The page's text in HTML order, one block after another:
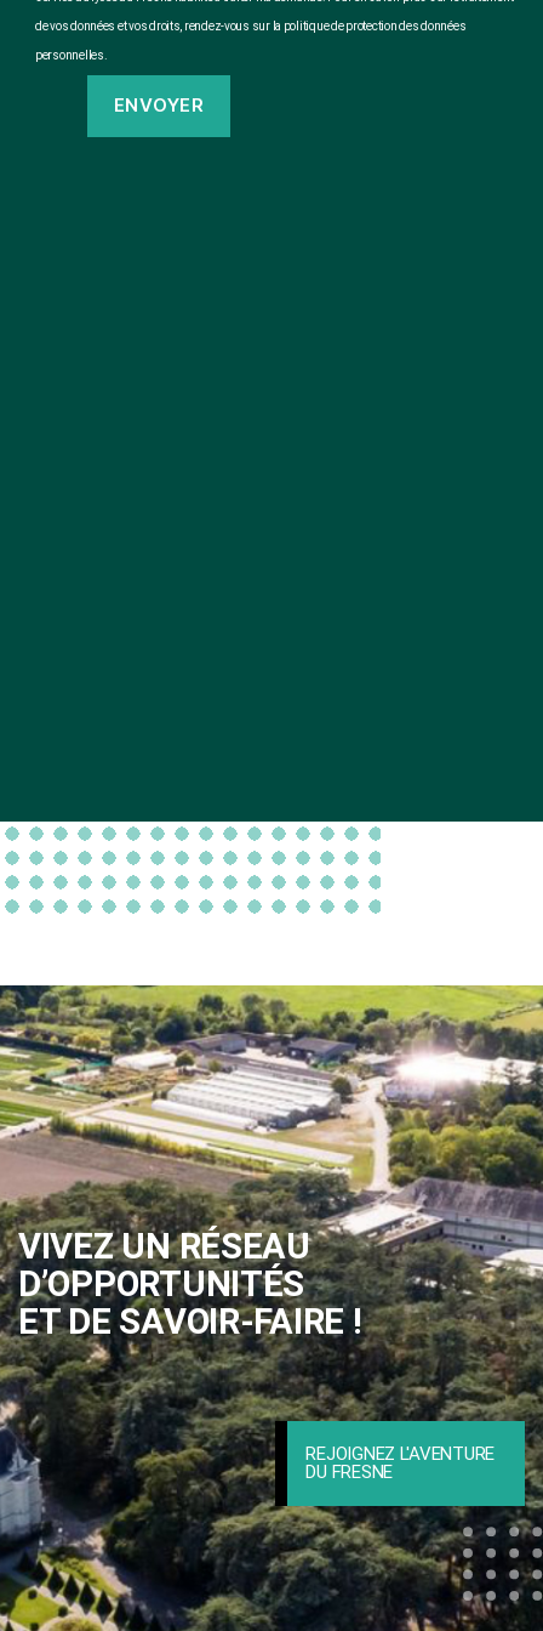
de vos données et vos droits, rendez-vous sur la politique de protection des données
personnelles.
VIVEZ UN RÉSEAU
D’OPPORTUNITÉS
ET DE SAVOIR-FAIRE !
REJOIGNEZ L'AVENTURE
DU FRESNE